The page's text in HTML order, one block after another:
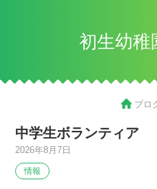
初生幼稚
ブロ
中学生ボランティア
2026年8月7日
情報